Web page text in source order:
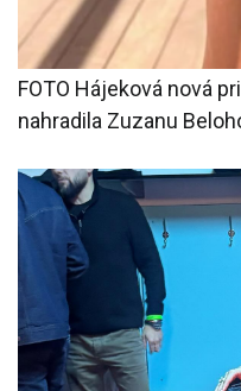
FOTO Hájeková nová
nahradila Zuzanu